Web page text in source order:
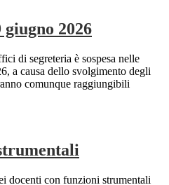
2026
di segreteria è sospesa nelle
a causa dello svolgimento degli
comunque raggiungibili
docenti con funzioni strumentali